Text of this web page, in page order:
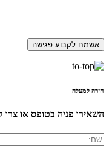
חזרה למעלה
השאירו פניה בטופס או צרו